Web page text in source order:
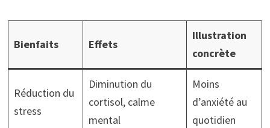
Bienfaits Effets
Illustration
concrète
Réduction du
stress
Diminution du
cortisol, calme
mental
Moins
d’anxiété au
quotidien